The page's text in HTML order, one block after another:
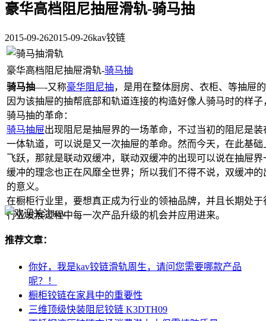
豪华高档阻尼抽屉滑轨-骑马抽
2015-09-262015-09-26kav铰链
豪华高档阻尼抽屉滑轨-骑马抽
骑马抽—-又称豪华阻尼抽，是用在整体厨房、衣柜、等抽屉
因为该抽屉的抽帮底部和轨道连接的构造好像人骑马时的样
骑马抽的革命：
骑马抽屉出现阻尼是抽屉界的一场革命，不过当初的阻尼是
一体轨道，可以说是又一次抽屉的革命。然而今天，在此基
飞跃，那就是联动双缓冲，联动双缓冲的出现可以说在抽屉
缓冲的理念也正在风靡全世界；所以我们不得不说，双缓冲
的意义。
在橱柜行业里，要想真正成为行业的领袖品牌，并且长期处
行业发展过程中每一次产品升级的机会并应用进来。
推荐文章：
你好，我是kav铰链滑轨周生，请问您需要哪款产品
呢？！
橱柜铰链在家具中的重要性
三维顶级快装阻尼铰链 K3DTH09